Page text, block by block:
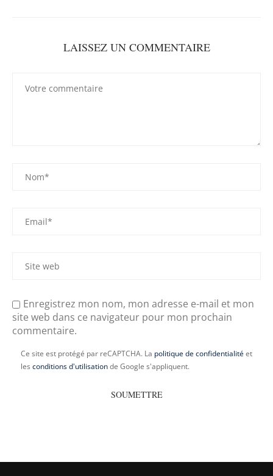
LAISSEZ UN COMMENTAIRE
Enregistrez mon nom, mon adresse e-mail et mon
site web dans ce navigateur pour mon prochain
commentaire.
Ce site est protégé par reCAPTCHA. La politique de confidentialitéet
les conditions d'utilisationde Google s'appliquent.